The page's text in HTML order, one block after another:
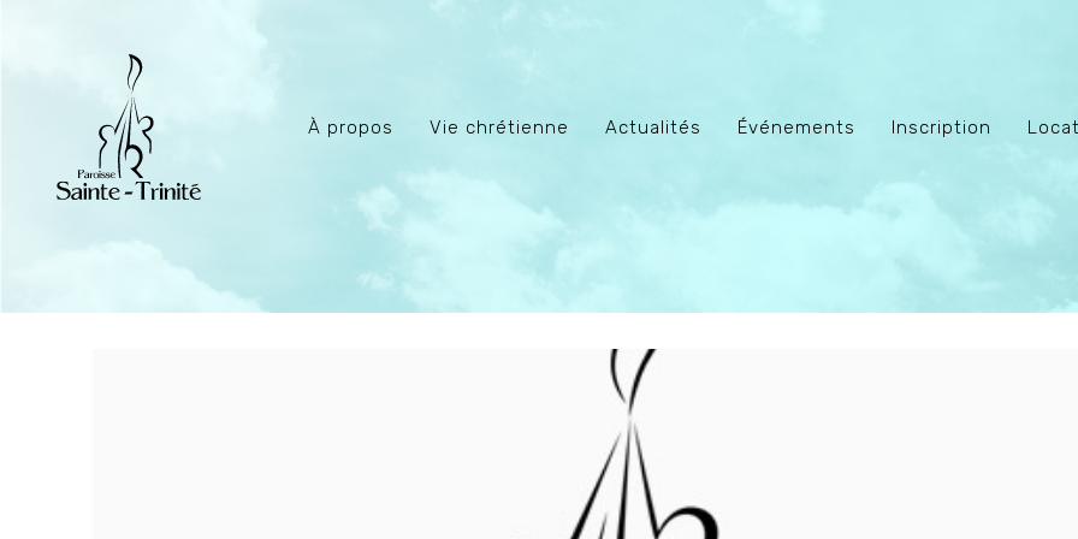
À propos Vie chrétienne Actualités Événements Inscription